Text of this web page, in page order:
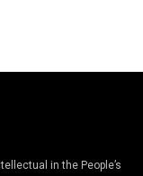
in the People’s